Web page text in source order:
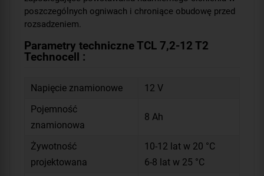
poszczególnych ogniwach i chroniące obudowę przed
rozsadzeniem.
Parametry techniczne TCL 7,2-12 T2
Technocell :
Napięcie znamionowe
12 V
Pojemność
znamionowa
8 Ah
Żywotność
projektowana
10-12 lat w 20 °C
6-8 lat w 25 °C